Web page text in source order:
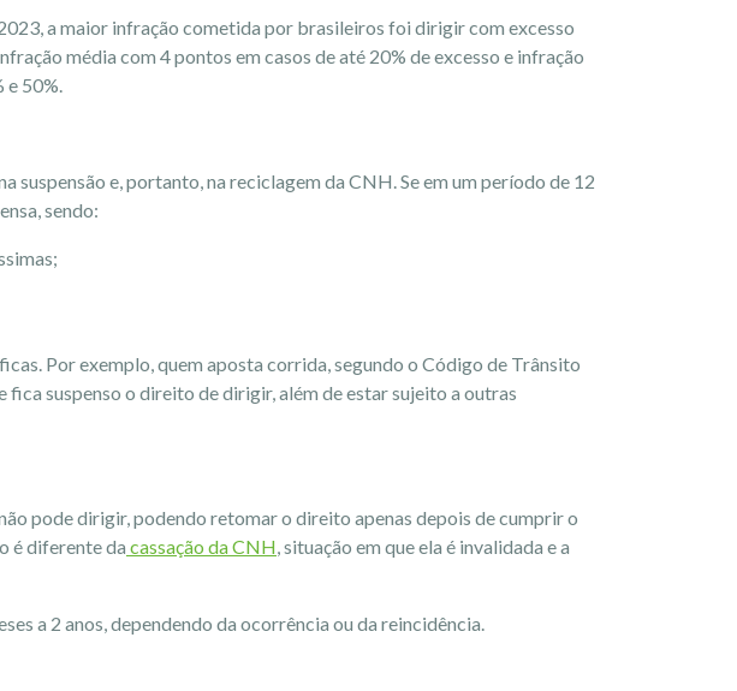
a maior infração cometida por brasileiros foi dirigir com excesso
média com 4 pontos em casos de até 20% de excesso e infração
e 50%.
e, portanto, na reciclagem da CNH. Se em um período de 12
sendo:
Por exemplo, quem aposta corrida, segundo o Código de Trânsito
suspenso o direito de dirigir, além de estar sujeito a outras
pode dirigir, podendo retomar o direito apenas depois de cumprir o
é diferente da cassação da CNH, situação em que ela é invalidada e a
a 2 anos, dependendo da ocorrência ou da reincidência.